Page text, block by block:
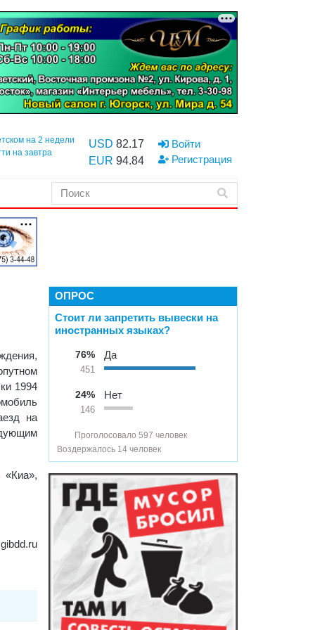
на 2 недели
на завтра
USD 82.17
EUR 94.84
Войти
Регистрация
1994
на
«Киа»,
gibdd.ru
ОПРОС
Стоит ли запретить вывески на
иностранных языках?
76%
451
Да
24%
146
Нет
Проголосовало 597 человек
Воздержалось 14 человек